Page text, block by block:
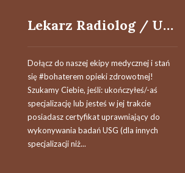
Lekarz Radiolog / Ultrasonografista / Lekarka Radiolożka / Ultrasonografistka
Dołącz do naszej ekipy medycznej i stań
się #bohaterem opieki zdrowotnej!
Szukamy Ciebie, jeśli​: ukończyłeś/-aś
specjalizację lub jesteś w jej trakcie
posiadasz certyfikat uprawniający do
wykonywania badań USG (dla innych
specjalizacji niż...